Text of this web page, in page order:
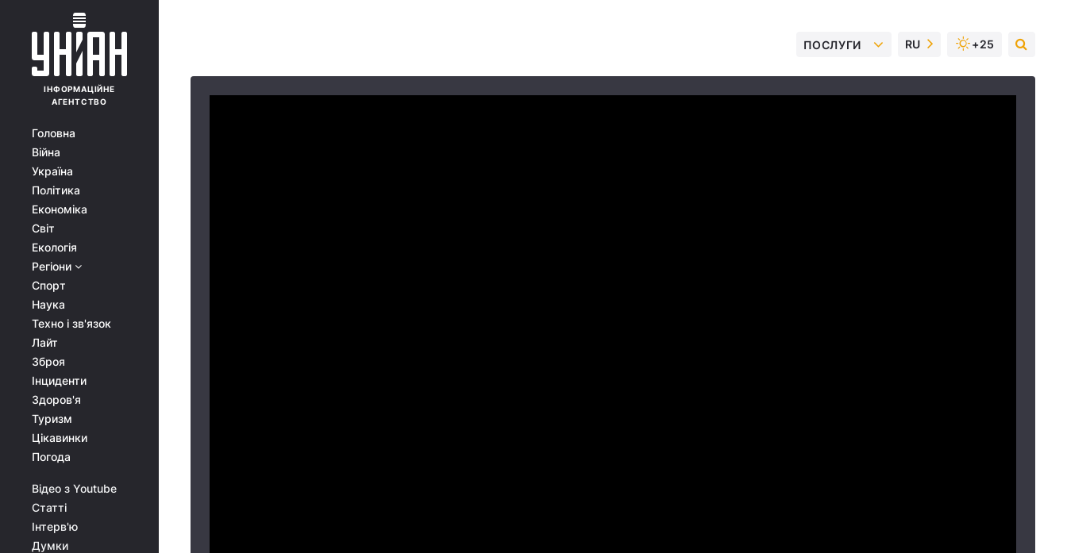
ІНФОРМАЦІЙНЕ
АГЕНТСТВО
Головна
Війна
Україна
Політика
Економіка
Світ
Екологія
Регіони
Спорт
Наука
Техно і зв'язок
Лайт
Зброя
Інциденти
Здоров'я
Туризм
Цікавинки
Погода
Відео з Youtube
Статті
Інтерв'ю
Думки
ПОСЛУГИ RU +25